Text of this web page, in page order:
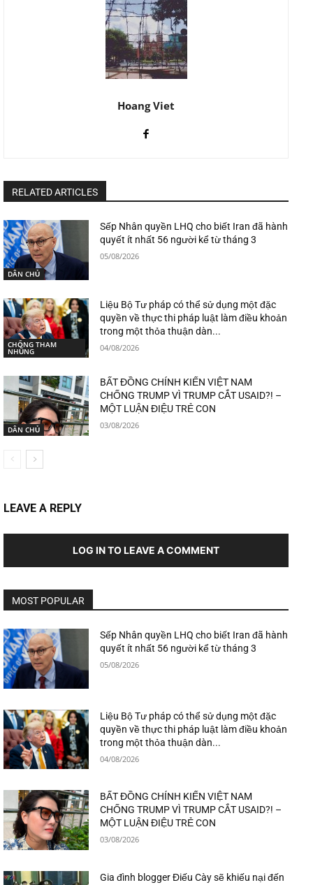
Hoang Viet
RELATED ARTICLES
DÂN CHỦ
Sếp Nhân quyền LHQ cho biết Iran đã hành
quyết ít nhất 56 người kể từ tháng 3
05/08/2026
CHỐNG THAM
NHŨNG
Liệu Bộ Tư pháp có thể sử dụng một đặc
quyền về thực thi pháp luật làm điều khoản
trong một thỏa thuận dàn...
04/08/2026
DÂN CHỦ
BẤT ĐỒNG CHÍNH KIẾN VIỆT NAM
CHỐNG TRUMP VÌ TRUMP CẮT USAID?! –
MỘT LUẬN ĐIỆU TRẺ CON
03/08/2026
LEAVE A REPLY
LOG IN TO LEAVE A COMMENT
MOST POPULAR
Sếp Nhân quyền LHQ cho biết Iran đã hành
quyết ít nhất 56 người kể từ tháng 3
05/08/2026
Liệu Bộ Tư pháp có thể sử dụng một đặc
quyền về thực thi pháp luật làm điều khoản
trong một thỏa thuận dàn...
04/08/2026
BẤT ĐỒNG CHÍNH KIẾN VIỆT NAM
CHỐNG TRUMP VÌ TRUMP CẮT USAID?! –
MỘT LUẬN ĐIỆU TRẺ CON
03/08/2026
Gia đình blogger Điếu Cày sẽ khiếu nại đến